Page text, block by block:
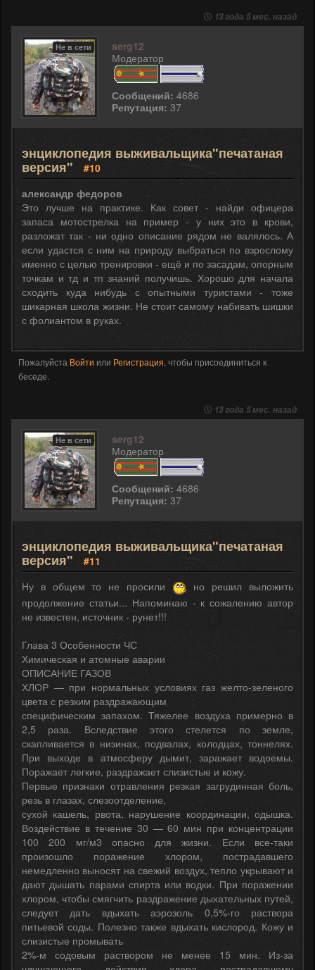
13 года 5 мес. назад
Не в сети
serg12
Модератор
Сообщений: 4686
Репутация: 37
энциклопедия выживальщика"печатаная
версия"
#10
александр федоров
Это лучше на практике. Как совет - найди офицера
запаса мотострелка на пример - у них это в крови,
разложат так - ни одно описание рядом не валялось. А
если удастся с ним на природу выбраться по взрослому
именно с целью тренировки - ещё и по засадам, опорным
точкам и тд и тп знаний получишь. Хорошо для начала
сходить куда нибудь с опытными туристами - тоже
шикарная школа жизни. Не стоит самому набивать шишки
с фолиантом в руках.
Пожалуйста Войти или Регистрация, чтобы присоединиться к
беседе.
13 года 5 мес. назад
Не в сети
serg12
Модератор
Сообщений: 4686
Репутация: 37
энциклопедия выживальщика"печатаная
версия"
#11
Ну в общем то не просили
но решил выложить
продолжение статьи... Напоминаю - к сожалению автор
не известен, источник - рунет!!!
Глава 3 Особенности ЧС
Химическая и атомные аварии
ОПИСАНИЕ ГАЗОВ
ХЛОР — при нормальных условиях газ желто-зеленого
цвета с резким раздражающим
специфическим запахом. Тяжелее воздуха примерно в
2,5 раза. Вследствие этого стелется по земле,
скапливается в низинах, подвалах, колодцах, тоннелях.
При выходе в атмосферу дымит, заражает водоемы.
Поражает легкие, раздражает слизистые и кожу.
Первые признаки отравления резкая загрудинная боль,
резь в глазах, слезоотделение,
сухой кашель, рвота, нарушение координации, одышка.
Воздействие в течение 30 — 60 мин при концентрации
100 200 мг/м3 опасно для жизни. Если все-таки
произошло поражение хлором, пострадавшего
немедленно выносят на свежий воздух, тепло укрывают и
дают дышать парами спирта или водки. При поражении
хлором, чтобы смягчить раздражение дыхательных путей,
следует дать вдыхать аэрозоль 0,5%-го раствора
питьевой соды. Полезно также вдыхать кислород. Кожу и
слизистые промывать
2%-м содовым раствором не менее 15 мин. Из-за